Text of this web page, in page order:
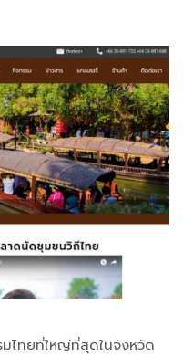
ไทยที่ใหญ่ที่สุดในจังหวัด